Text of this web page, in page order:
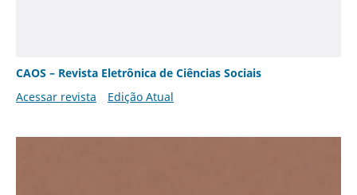
CAOS – Revista Eletrônica de Ciências Sociais
Acessar revista
Edição Atual